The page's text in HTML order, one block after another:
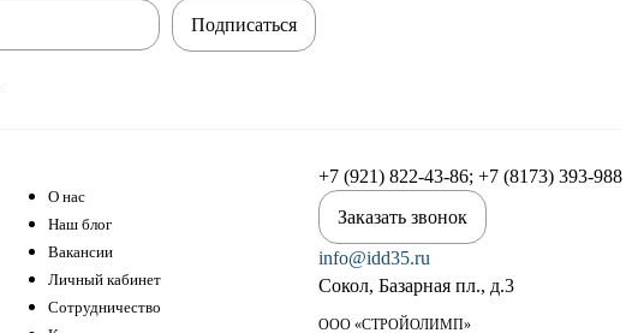
Подписаться
О нас
Наш блог
Вакансии
Личный кабинет
Сотрудничество
+7 (921) 822-43-86; +7 (8173) 393-988
Заказать звонок
info@idd35.ru
Сокол, Базарная пл., д.3
ООО «СТРОЙОЛИМП»